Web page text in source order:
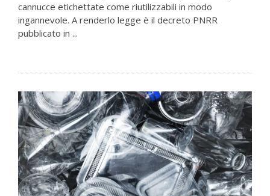
cannucce etichettate come riutilizzabili in modo
ingannevole. A renderlo legge è il decreto PNRR
pubblicato in ...